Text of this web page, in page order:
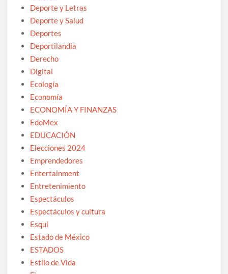
Deporte y Letras
Deporte y Salud
Deportes
Deportilandia
Derecho
Digital
Ecología
Economía
ECONOMÍA Y FINANZAS
EdoMex
EDUCACIÓN
Elecciones 2024
Emprendedores
Entertainment
Entretenimiento
Espectáculos
Espectáculos y cultura
Esquí
Estado de México
ESTADOS
Estilo de Vida